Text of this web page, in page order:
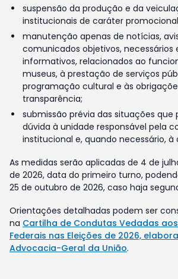
suspensão da produção e da
institucionais de caráter
manutenção apenas de notícias,
comunicados objetivos,
informativos, relacionados ao
museus, à prestação de serviços
programação cultural e às
transparência;
submissão prévia das situações que
dúvida à unidade responsável pela
institucional e, quando necessário, à
As medidas serão aplicadas de 4 de
de 2026, data do primeiro turno,
25 de outubro de 2026, caso haja
Orientações detalhadas podem ser
na Cartilha de Condutas Vedadas
Federais nas Eleições de 2026,
Advocacia-Geral da União.